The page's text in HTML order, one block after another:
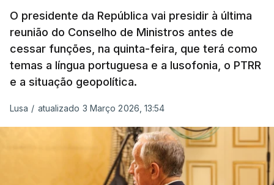
NATO no Kosovo, e, mais recentemente, na
MINUSCA, como 2.º comandante da Força
Militar da ONU para a República Centro-
Africana".
"Foi ainda
chefe do Branch de Apoio às
Operações na Divisão de Operações,
acumulando com presidente dos Grupos NATO
de Proteção da Força e de Operações
, no Quartel-General do Comando
Supremo das Forças Aliadas na Europa (SHAPE),
O presidente da República vai presidir à última
reunião do Conselho de Ministros antes de
cessar funções, na quinta-feira, que terá como
temas a língua portuguesa e a lusofonia, o PTRR
e a situação geopolítica.
Lusa / atualizado 3 Março 2026, 13:54